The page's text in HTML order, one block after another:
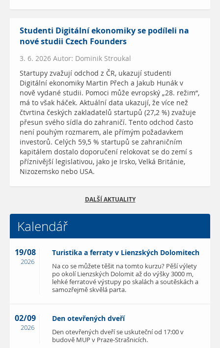
Studenti Digitální ekonomiky se podíleli na
nové studii Czech Founders
3. 6. 2026 Autor: Dominik Stroukal
Startupy zvažují odchod z ČR, ukazují studenti
Digitální ekonomiky Martin Přech a Jakub Hunák v
nově vydané studii. Pomoci může evropský „28. režim“,
má to však háček. Aktuální data ukazují, že více než
čtvrtina českých zakladatelů startupů (27,2 %) zvažuje
přesun svého sídla do zahraničí. Tento odchod často
není pouhým rozmarem, ale přímým požadavkem
investorů. Celých 59,5 % startupů se zahraničním
kapitálem dostalo doporučení relokovat se do zemí s
příznivější legislativou, jako je Irsko, Velká Británie,
Nizozemsko nebo USA.
DALŠÍ AKTUALITY
Kalendář
19/08
2026
Turistika a ferraty v Lienzských Dolomitech
Na co se můžete těšit na tomto kurzu? Pěší výlety
po okolí Lienzských Dolomit až do výšky 3000 m,
lehké ferratové výstupy po skalách a soutěskách a
samozřejmě skvělá parta.
02/09
2026
Den otevřených dveří
Den otevřených dveří se uskuteční od 17:00 v
budově MUP v Praze-Strašnicích.